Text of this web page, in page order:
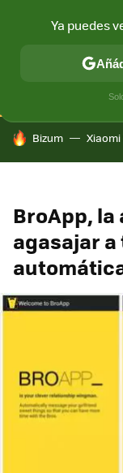
CONECTIVIDAD
HOY SE HABLA DE
Bizum Xiaomi
BroApp, la
agasajar a
Ya puedes